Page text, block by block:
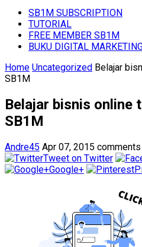
SB1M SUBSCRIPTION
TUTORIAL
FREE MEMBER SB1M
BUKU DIGITAL
Home Uncategorized Belajar
SB1M
Belajar bisnis online
SB1M
Andre45 Apr 07, 2015
Tweet on Twitter
Google+